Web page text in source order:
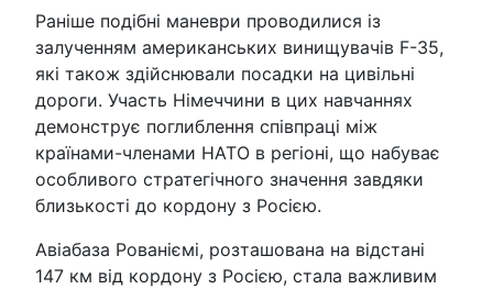
Раніше подібні маневри проводилися із
залученням американських винищувачів F-35,
які також здійснювали посадки на цивільні
дороги. Участь Німеччини в цих навчаннях
демонструє поглиблення співпраці між
країнами-членами НАТО в регіоні, що набуває
особливого стратегічного значення завдяки
близькості до кордону з Росією.
Авіабаза Рованіємі, розташована на відстані
147 км від кордону з Росією, стала важливим